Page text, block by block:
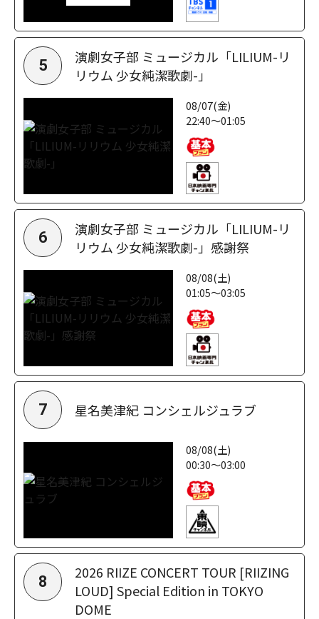
5
演劇女子部 ミュージカル「LILIUM-リ
リウム 少女純潔歌劇-」
08/07(金)
22:40～01:05
6
演劇女子部 ミュージカル「LILIUM-リ
リウム 少女純潔歌劇-」感謝祭
08/08(土)
01:05～03:05
7 星名美津紀 コンシェルジュラブ
08/08(土)
00:30～03:00
8
2026 RIIZE CONCERT TOUR [RIIZING
LOUD] Special Edition in TOKYO
DOME